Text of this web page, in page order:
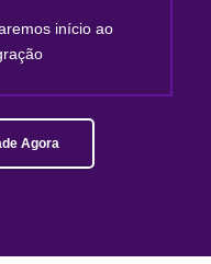
início ao
Agora